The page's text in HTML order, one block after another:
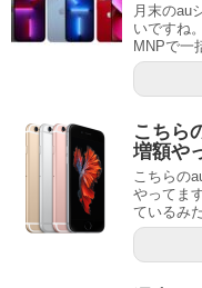
月末のau
いですね
MNPで一
こちら
増額や
こちらの
やってま
ているみ